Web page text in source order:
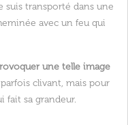
transporté dans une
avec un feu qui
une telle image
clivant, mais pour
fait sa grandeur.